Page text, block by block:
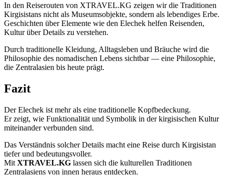
In den Reiserouten von XTRAVEL.KG zeigen wir die Traditionen
Kirgisistans nicht als Museumsobjekte, sondern als lebendiges Erbe.
Geschichten über Elemente wie den Elechek helfen Reisenden,
Kultur über Details zu verstehen.
Durch traditionelle Kleidung, Alltagsleben und Bräuche wird die
Philosophie des nomadischen Lebens sichtbar — eine Philosophie,
die Zentralasien bis heute prägt.
Fazit
Der Elechek ist mehr als eine traditionelle Kopfbedeckung.
Er zeigt, wie Funktionalität und Symbolik in der kirgisischen Kultur
miteinander verbunden sind.
Das Verständnis solcher Details macht eine Reise durch Kirgisistan
tiefer und bedeutungsvoller.
Mit XTRAVEL.KG lassen sich die kulturellen Traditionen
Zentralasiens von innen heraus entdecken.